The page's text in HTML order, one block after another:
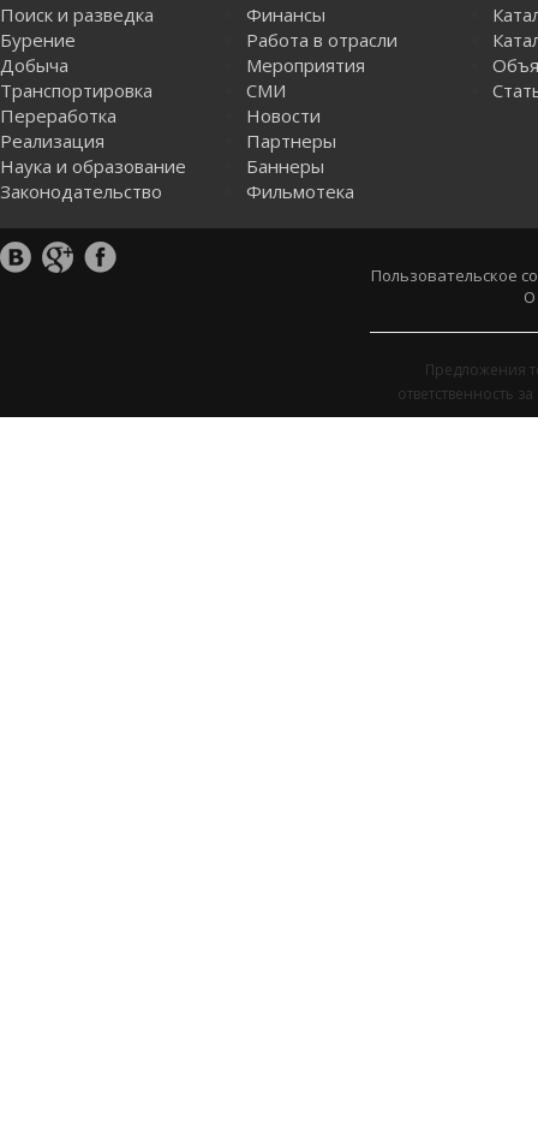
Поиск и разведка
Бурение
Добыча
Транспортировка
Переработка
Реализация
Наука и образование
Законодательство
Финансы
Работа в отрасли
Мероприятия
СМИ
Новости
Партнеры
Баннеры
Фильмотека
Пользовательское
О
Предложения
ответственность